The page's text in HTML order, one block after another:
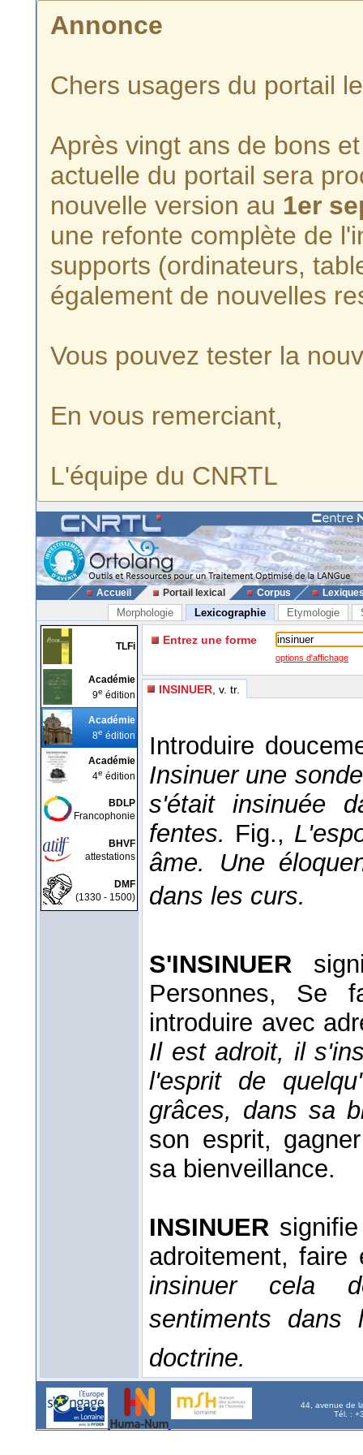
Annonce
Chers usagers du portail
Après vingt ans de bons
actuelle du portail sera
nouvelle version au 1er
une refonte complète de
supports (ordinateurs,
également de nouvelles
Vous pouvez tester la
En vous remerciant,
L'équipe du CNRTL
Accueil Portail lexical Corpus
Morphologie Lexicographie Etymologie
TLFi
Académie
9e édition
Académie
8e édition
Académie
4e édition
BDLP
Francophonie
BHVF
attestations
DMF
(1330 - 1500)
Entrez une forme
options d'affichage
INSINUER , v. tr.
Introduire
Insinuer une
s'était insinuée
fentes. Fig.,
âme. Une
dans les curs.
S'INSINUER
Personnes, Se
introduire avec
Il est adroit, il
l'esprit de
grâces, dans sa
son esprit,
sa bienveillance.
INSINUER
adroitement,
insinuer cela
sentiments dans
doctrine.
44, avenue de
Tél. :